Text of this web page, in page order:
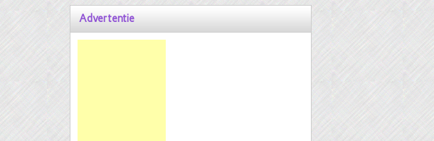
Advertentie